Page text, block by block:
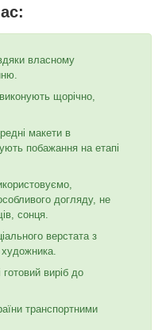
власному
щорічно,
макети в
побажання на етапі
догляду, не
сонця.
верстата з
виріб до
транспортними